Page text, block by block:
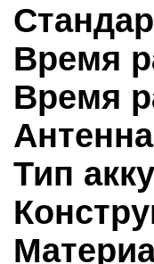
Время
Время
Тип